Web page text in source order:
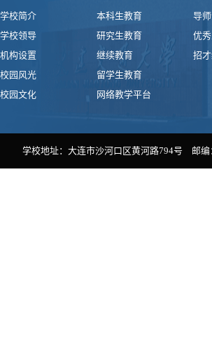
学校简介
学校领导
机构设置
校园风光
校园文化
本科生教育
研究生教育
继续教育
留学生教育
网络教学平台
导
优
招
学校地址：大连市沙河口区黄河路794号 邮